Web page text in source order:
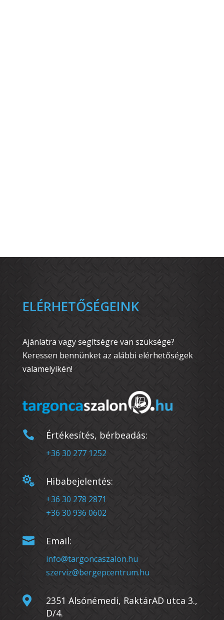
ELÉRHETŐSÉGEINK
Ajánlatra vagy segítségre van szüksége?
Keressen bennünket az alábbi elérhetőségek
valamelyikén!
 Értékesítés, bérbeadás:
+36 30 277 1252
 Hibabejelentés:
+36 30 278 2871
+36 30 936 0602
 Email:
info@targoncaszalon.hu
szerviz@bergepcentrum.hu

2351 Alsónémedi, RaktárAD utca 3.,
D/4.